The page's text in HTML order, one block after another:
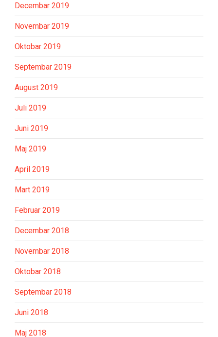
Decembar 2019
Novembar 2019
Oktobar 2019
Septembar 2019
August 2019
Juli 2019
Juni 2019
Maj 2019
April 2019
Mart 2019
Februar 2019
Decembar 2018
Novembar 2018
Oktobar 2018
Septembar 2018
Juni 2018
Maj 2018